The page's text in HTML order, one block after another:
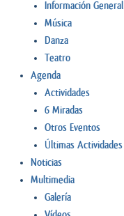
Información General
Música
Danza
Teatro
Agenda
Actividades
6 Miradas
Otros Eventos
Últimas Actividades
Noticias
Multimedia
Galería